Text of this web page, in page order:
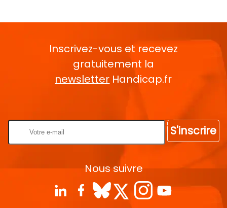
Inscrivez-vous et recevez
gratuitement la
newsletter Handicap.fr
S'inscrire
Nous suivre